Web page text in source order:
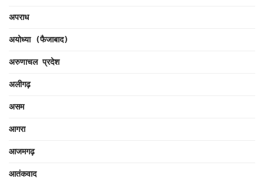
अपराध
अयोध्या (फैजाबाद)
अरुणाचल प्रदेश
अलीगढ़
असम
आगरा
आजमगढ़
आतंकवाद